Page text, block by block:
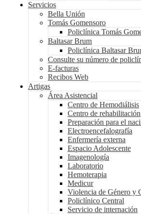
Servicios
Bella Unión
Tomás Gomensoro
Policlínica Tomás
Baltasar Brum
Policlínica Baltasar
Consulte su número de
E-facturas
Recibos Web
Artigas
Área Asistencial
Centro de Hemodiálisis
Centro de rehabilitación
Preparación para el
Electroencefalografía
Enfermería externa
Espacio Adolescente
Imagenología
Laboratorio
Hemoterapia
Medicur
Violencia de Género y
Policlínico Central
Servicio de internación